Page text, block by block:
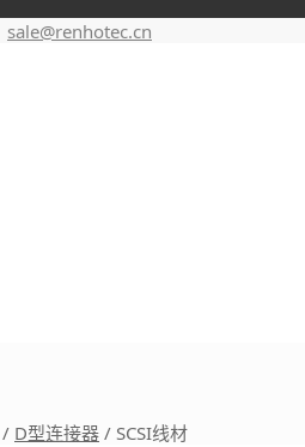
sale@renhotec.cn
/ D型连接器 / SCSI线材